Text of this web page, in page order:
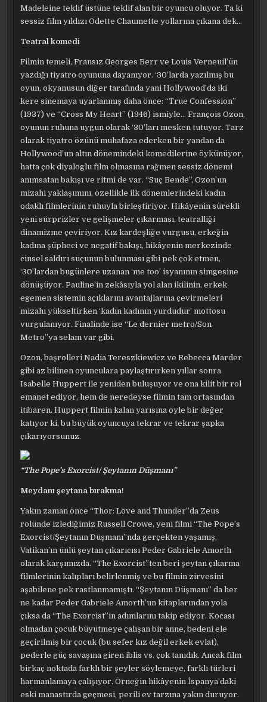
Madeleine teklif üstüne teklif alan bir oyuncu oluyor. Ta ki
sessiz film yıldızı Odette Chaumette yollarına çıkana dek…
Teatral komedi
Filmin temeli, Fransız Georges Berr ve Louis Verneuil’ün
yazdığı tiyatro oyununa dayanıyor. ‘30’larda yazılmış bu
oyun, okyanusun diğer tarafında yani Hollywood’da iki
kere sinemaya uyarlanmış daha önce: “True Confession”
(1937) ve “Cross My Heart” (1946) ismiyle… François Ozon,
oyunun ruhuna uygun olarak ‘30’ları mesken tutuyor. Tarz
olarak tiyatro özünü muhafaza ederken bir yandan da
Hollywood’un altın dönemindeki komedilerine öykünüyor,
hatta çok diyaloglu film olmasına rağmen sessiz dönemi
anımsatan bakışı ve ritmi de var. “Suç Bende”, Ozon’un
mizahi yaklaşımını, özellikle ilk dönemlerindeki kadın
odaklı filmlerinin ruhuyla birleştiriyor. Hikâyenin sürekli
yeni sürprizler ve gelişmeler çıkarması, teatralliği
dinamizme çeviriyor. Kız kardeşliğe vurgusu, erkeğin
kadına şüpheci ve negatif bakışı, hikâyenin merkezinde
cinsel saldırı suçunun bulunması gibi pek çok etmen,
‘30’lardan bugünlere uzanan ‘me too’ isyanının simgesine
dönüşüyor. Pauline’in zekâsıyla yol alan ikilinin, erkek
egemen sistemin açıklarını avantajlarına çevirmeleri
mizahı yükseltirken ‘kadın kadının yurdudur’ mottosu
vurgulanıyor. Finalinde ise “Le dernier metro/Son
Metro”ya selam var gibi.
Ozon, başrolleri Nadia Tereszkiewicz ve Rebecca Marder
gibi az bilinen oyunculara paylaştırırken yıllar sonra
Isabelle Huppert ile yeniden buluşuyor ve ona kilit bir rol
emanet ediyor, hem de neredeyse filmin tam ortasından
itibaren. Huppert filmin kalan yarısına öyle bir değer
katıyor ki, bu büyük oyuncuya tekrar ve tekrar şapka
çıkarıyorsunuz.
“The Pope’s Exorcist/ Şeytanın Düşmanı”
Meydanı şeytana bırakma!
Yakın zaman önce “Thor: Love and Thunder”da Zeus
rolünde izlediğimiz Russell Crowe, yeni filmi “The Pope’s
Exorcist/Şeytanın Düşmanı”nda gerçekten yaşamış,
Vatikan’ın ünlü şeytan çıkarıcısı Peder Gabriele Amorth
olarak karşımızda. “The Exorcist”ten beri şeytan çıkarma
filmlerinin kalıpları belirlenmiş ve bu filmin zirvesini
aşabilene pek rastlanmamıştı. “Şeytanın Düşmanı” da her
ne kadar Peder Gabriele Amorth’un kitaplarından yola
çıksa da “The Exorcist”in adımlarını takip ediyor. Kocası
olmadan çocuk büyütmeye çalışan bir anne, bedeni ele
geçirilmiş bir çocuk (bu sefer kız değil erkek evlat),
pederle güç savaşına giren iblis vs. çok tanıdık. Ancak film
birkaç noktada farklı bir şeyler söylemeye, farklı türleri
harmanlamaya çalışıyor. Örneğin hikâyenin İspanya’daki
eski manastırda geçmesi, perili ev tarzına yakın duruyor.